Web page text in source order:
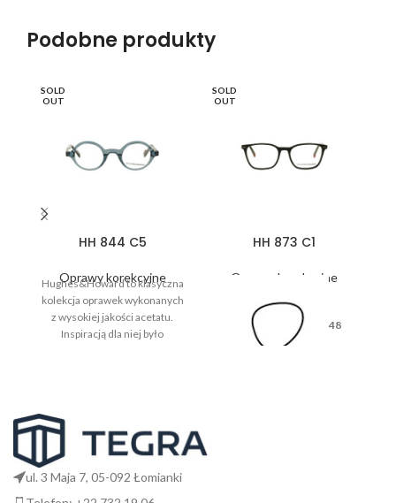
Podobne produkty
SOLD
OUT
HH 844 C5
Oprawy korekcyjne
Hughes&Howard to klasyczna
kolekcja oprawek wykonanych
z wysokiej jakości acetatu.
Inspiracją dla niej było
SOLD
OUT
HH 873 C1
Oprawy korekcyjne
48
ul. 3 Maja 7, 05-092 Łomianki